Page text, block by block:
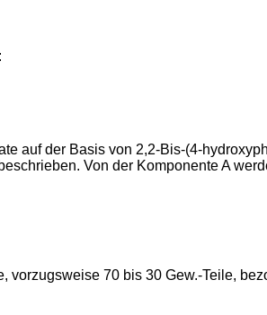
auf der Basis von 2,2-Bis-(4-
Von der Komponente A
70 bis 30 Gew.-Teile,